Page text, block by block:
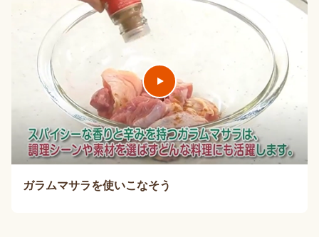
ガラムマサラを使いこなそう